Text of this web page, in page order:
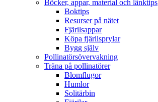
Böcker, appar, material och länktips
Boktips
Resurser på nätet
Fjärilsappar
Köpa fjärilsprylar
Bygg själv
Pollinatörsövervakning
Träna på pollinatörer
Blomflugor
Humlor
Solitärbin